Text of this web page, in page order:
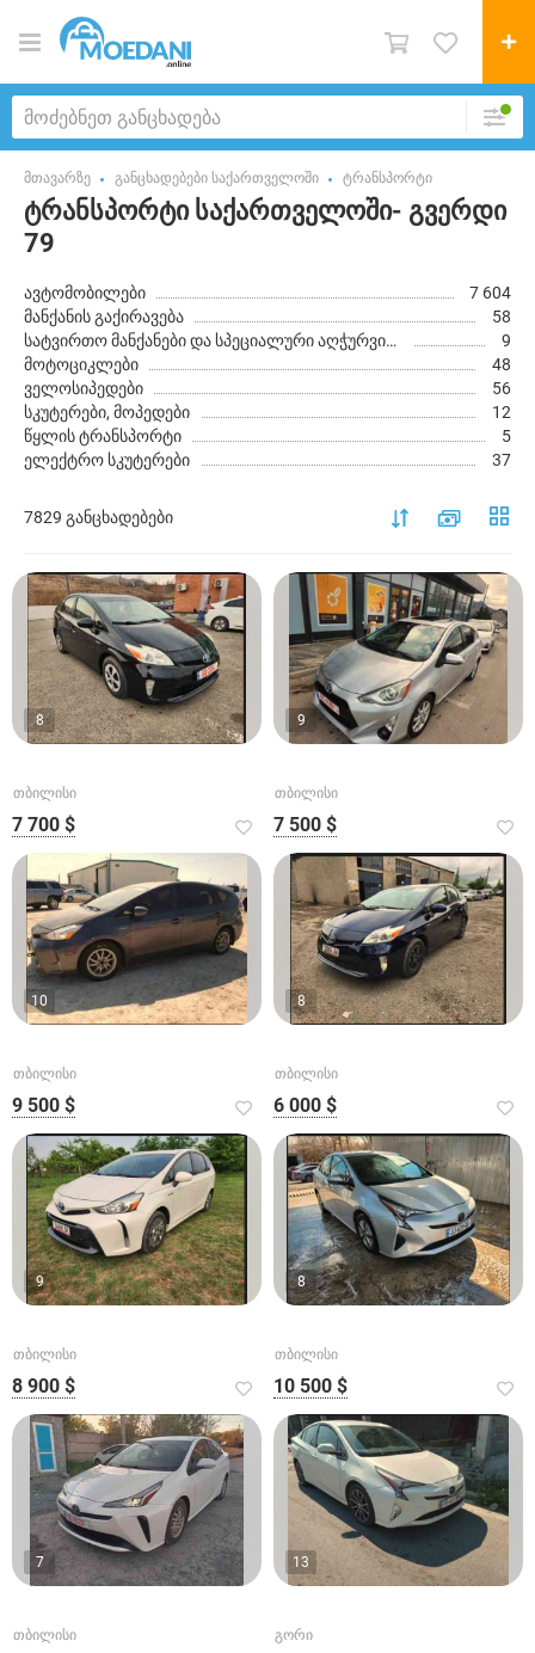
მთავარზე განცხადებები საქართველოში ტრანსპორტი
ტრანსპორტი საქართველოში- გვერდი
79
ავტომობილები
7 604
მანქანის გაქირავება
58
სატვირთო მანქანები და სპეციალური აღჭურვილობა
9
მოტოციკლები
48
ველოსიპედები
56
სკუტერები, მოპედები
12
წყლის ტრანსპორტი
5
ელექტრო სკუტერები
37
7829 განცხადებები
8
თბილისი
7 700 $
9
თბილისი
7 500 $
10
თბილისი
9 500 $
8
თბილისი
6 000 $
9
თბილისი
8 900 $
8
თბილისი
10 500 $
7
თბილისი
13
გორი